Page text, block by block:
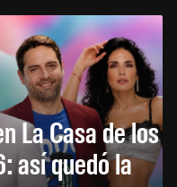
La Casa de los
así quedó la